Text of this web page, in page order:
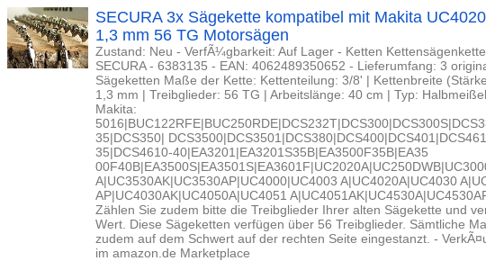
SECURA 3x Sägekette kompatibel mit Makita
1,3 mm 56 TG Motorsägen
Zustand: Neu - VerfÃ¼gbarkeit: Auf Lager - Ketten
SECURA - 6383135 - EAN: 4062489350652 - Lieferumfang: 3
Sägeketten Maße der Kette: Kettenteilung: 3/8' | Kettenbreite
1,3 mm | Treibglieder: 56 TG | Arbeitslänge: 40 cm | Typ:
Makita:
35|DCS350|
35|DCS4610-40|EA3201|EA3201S35B|EA3500F35B|EA35
A|UC3530AK|UC3530AP|UC4000|UC4003 A|UC4020A|UC4030
AP|UC4030AK|UC4050A|UC4051
Zählen Sie zudem bitte die Treibglieder Ihrer alten Sägekette und
Wert. Diese Sägeketten verfügen über 56 Treibglieder. Sämtliche
zudem auf dem Schwert auf der rechten Seite eingestanzt. -
im amazon.de Marketplace